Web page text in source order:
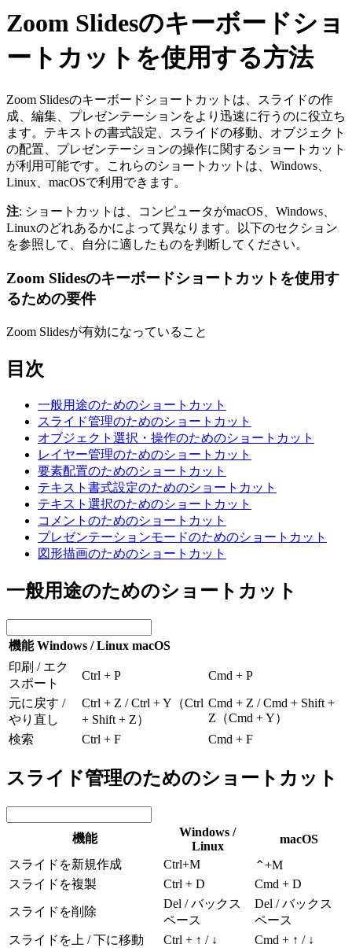
Zoom Slidesのキーボードショ
ートカットを使用する方法
Zoom Slidesのキーボードショートカットは、スライドの作
成、編集、プレゼンテーションをより迅速に行うのに役立ち
ます。テキストの書式設定、スライドの移動、オブジェクト
の配置、プレゼンテーションの操作に関するショートカット
が利用可能です。これらのショートカットは、Windows、
Linux、macOSで利用できます。
注: ショートカットは、コンピュータがmacOS、Windows、
Linuxのどれあるかによって異なります。以下のセクション
を参照して、自分に適したものを判断してください。
Zoom Slidesのキーボードショートカットを使用す
るための要件
Zoom Slidesが有効になっていること
目次
一般用途のためのショートカット
スライド管理のためのショートカット
オブジェクト選択・操作のためのショートカット
レイヤー管理のためのショートカット
要素配置のためのショートカット
テキスト書式設定のためのショートカット
テキスト選択のためのショートカット
コメントのためのショートカット
プレゼンテーションモードのためのショートカット
図形描画のためのショートカット
一般用途のためのショートカット
機能 Windows / Linux macOS
印刷 / エク
スポート
Ctrl + P Cmd + P
元に戻す /
やり直し
Ctrl + Z / Ctrl + Y（Ctrl
+ Shift + Z）
Cmd + Z / Cmd + Shift +
Z（Cmd + Y）
検索
Ctrl + F Cmd + F
スライド管理のためのショートカット
機能
Windows /
Linux
macOS
スライドを新規作成
Ctrl+M
⌃+M
スライドを複製
Ctrl + D Cmd + D
スライドを削除
Del / バックス
ペース
Del / バックス
ペース
スライドを上 / 下に移動
Ctrl + ↑ / ↓
Cmd + ↑ / ↓